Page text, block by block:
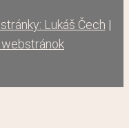
Lukáš Čech |
webstránok